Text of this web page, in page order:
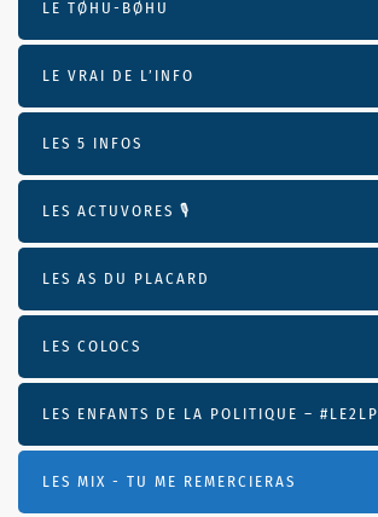
LE TØHU-BØHU
LE VRAI DE L’INFO
LES 5 INFOS
LES ACTUVORES 🎙
LES AS DU PLACARD
LES COLOCS
LES ENFANTS DE LA POLITIQUE – #LE2LP
LES MIX - TU ME REMERCIERAS